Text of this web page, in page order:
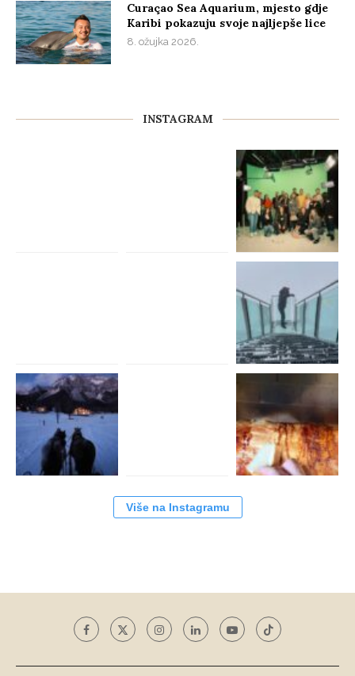
Curaçao Sea Aquarium, mjesto gdje
Karibi pokazuju svoje najljepše lice
8. ožujka 2026.
INSTAGRAM
Više na Instagramu